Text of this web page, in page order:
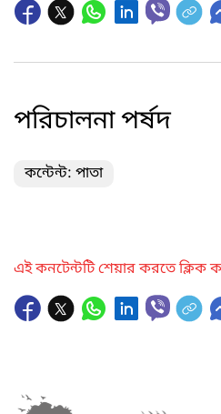
পরিচালনা পর্ষদ
কন্টেন্ট: পাতা
এই কনটেন্টটি শেয়ার করতে ক্লিক